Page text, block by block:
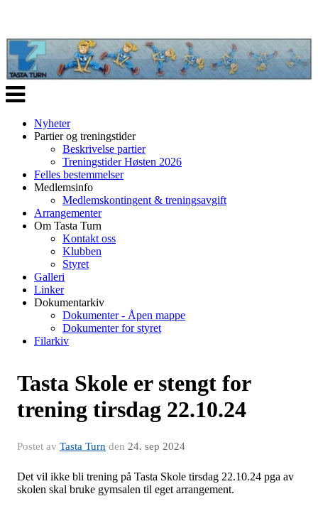
Veksle
navigasjon
Nyheter
Partier og treningstider
Beskrivelse partier
Treningstider Høsten 2026
Felles bestemmelser
Medlemsinfo
Medlemskontingent & treningsavgift
Arrangementer
Om Tasta Turn
Kontakt oss
Klubben
Styret
Galleri
Linker
Dokumentarkiv
Dokumenter - Åpen mappe
Dokumenter for styret
Filarkiv
Tasta Skole er stengt for
trening tirsdag 22.10.24
Postet av Tasta Turn den 24. sep 2024
Det vil ikke bli trening på Tasta Skole tirsdag 22.10.24 pga av
skolen skal bruke gymsalen til eget arrangement.